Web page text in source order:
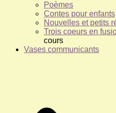
Poèmes
Contes pour enfants
Nouvelles et petits
Trois coeurs en
cours
Vases communicants